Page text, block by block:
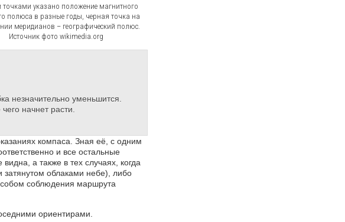
указано положение магнитного
полюса в разные годы, черная точка на
меридианов – географический полюс.
Источник фото wikimedia.org
незначительно уменьшится.
начнет расти.
компаса. Зная её, с одним
и все остальные
а также в тех случаях, когда
облаками небе), либо
соблюдения маршрута
ориентирами.